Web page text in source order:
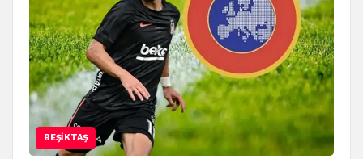
BEŞIKTAŞ